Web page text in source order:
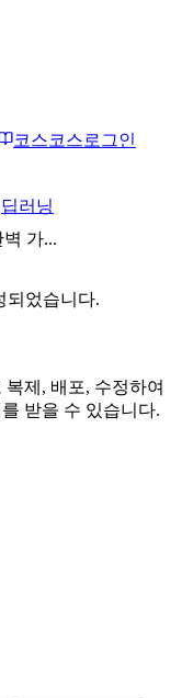
코스코스로그인
러닝
벽 가...
되었습니다.
제, 배포, 수정하여
받을 수 있습니다.